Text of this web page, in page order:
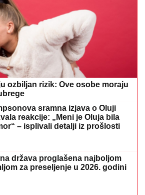
ozbiljan rizik: Ove osobe moraju
sramna izjava o Oluji
reakcije: „Meni je Oluja bila
– isplivali detalji iz prošlosti
država proglašena najboljom
za preseljenje u 2026. godini